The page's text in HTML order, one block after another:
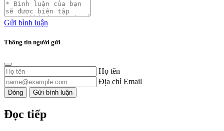
Gửi bình luận
Thông tin người gửi
Họ tên
Địa chỉ Email
Đóng Gửi bình luận
Đọc tiếp